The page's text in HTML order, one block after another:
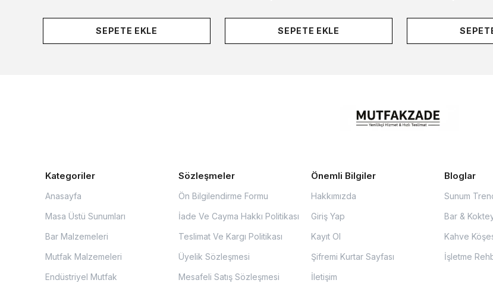
SEPETE EKLE SEPETE EKLE
Kategoriler
Anasayfa
Masa Üstü Sunumları
Bar Malzemeleri
Mutfak Malzemeleri
Endüstriyel Mutfak
Sözleşmeler
Ön Bilgilendirme Formu
İade Ve Cayma Hakkı Politikası
Teslimat Ve Kargı Politikası
Üyelik Sözleşmesi
Mesafeli Satış Sözleşmesi
Önemli Bilgiler
Hakkımızda
Giriş Yap
Kayıt Ol
Şifremi Kurtar Sayfası
İletişim
Bloglar
Sunum
Bar &
Kahve
İşletme